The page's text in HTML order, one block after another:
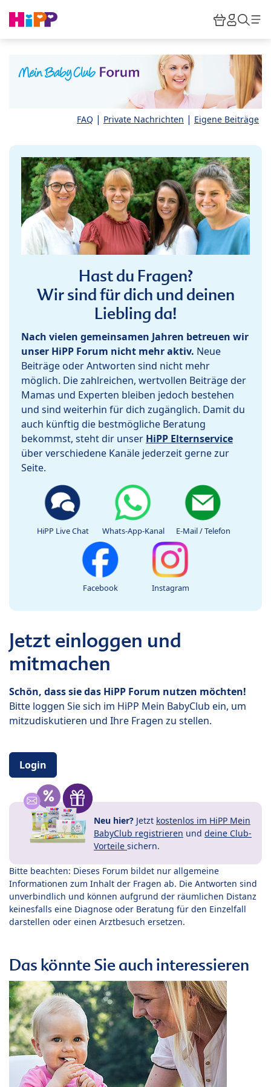
HiPP
FAQ | Private Nachrichten | Eigene Beiträge
Hast du Fragen?
Wir sind für dich und deinen
Liebling da!
Nach vielen gemeinsamen Jahren betreuen wir
unser HiPP Forum nicht mehr aktiv. Neue
Beiträge oder Antworten sind nicht mehr
möglich. Die zahlreichen, wertvollen Beiträge der
Mamas und Experten bleiben jedoch bestehen
und sind weiterhin für dich zugänglich. Damit du
auch künftig die bestmögliche Beratung
bekommst, steht dir unser HiPP Elternservice
über verschiedene Kanäle jederzeit gerne zur
Seite.
HiPP Live Chat Whats-App-Kanal E-Mail / Telefon
Facebook Instagram
Jetzt einloggen und
mitmachen
Schön, dass sie das HiPP Forum nutzen möchten!
Bitte loggen Sie sich im HiPP Mein BabyClub ein, um
mitzudiskutieren und Ihre Fragen zu stellen.
Login
Neu hier? Jetzt kostenlos im HiPP Mein
BabyClub registrieren und deine Club-
Vorteile sichern.
Bitte beachten: Dieses Forum bildet nur allgemeine
Informationen zum Inhalt der Fragen ab. Die Antworten sind
unverbindlich und können aufgrund der räumlichen Distanz
keinesfalls eine Diagnose oder Beratung für den Einzelfall
darstellen oder einen Arztbesuch ersetzen.
Das könnte Sie auch interessieren